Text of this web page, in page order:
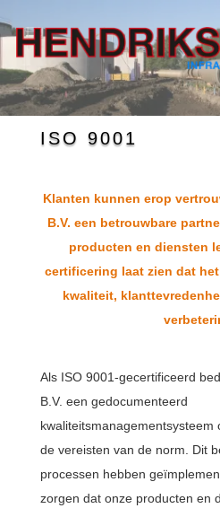
ISO 9001
Klanten kunnen erop
B.V. een betrouwbare
producten en diensten
certificering laat zien dat
kwaliteit,
Als ISO 9001-gecertificeerd
B.V. een gedocumenteerd
kwaliteitsmanagementsysteem
de vereisten van de norm. Dit
processen hebben
zorgen dat onze producten en